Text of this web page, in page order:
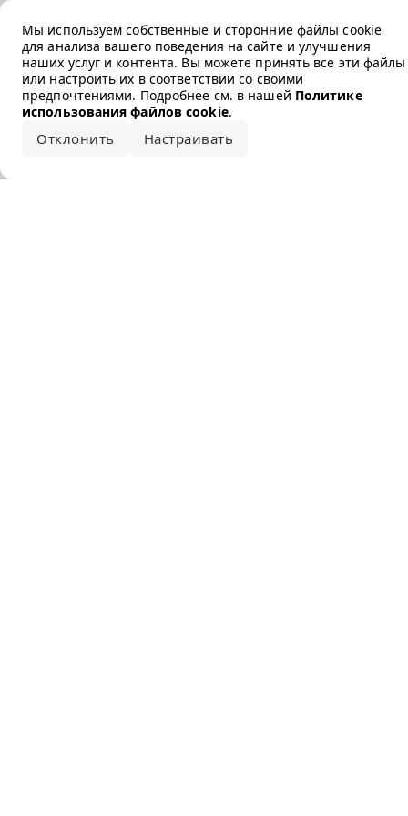
Мы используем собственные и сторонние файлы cookie
для анализа вашего поведения на сайте и улучшения
наших услуг и контента. Вы можете принять все эти файлы
или настроить их в соответствии со своими
предпочтениями. Подробнее см. в нашей Политике
использования файлов cookie.
Отклонить Настраивать
Error loading the brand